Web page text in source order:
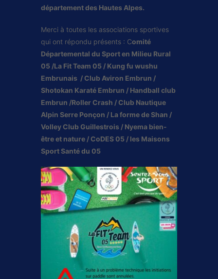
département des Hautes Alpes.
Merci à toutes les associations sportives
qui ont répondu présents : Comité
Départemental du Sport en Milieu Rural
05 /La Fit Team 05 / Kung fu wushu
Embrunais / Club Aviron Embrun /
Shotokan Karaté Embrun / Handball club
Embrun /Roller Crash / Club Nautique
Alpin Serre Ponçon / La forme de Shan /
Volley Club Guillestrois / Nyema bien-
être et nature / CoDES 05 / les Maisons
Sport Santé du 05